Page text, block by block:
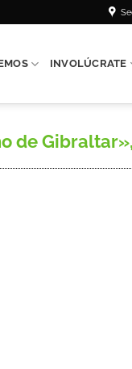
INVOLÚCRATE
de